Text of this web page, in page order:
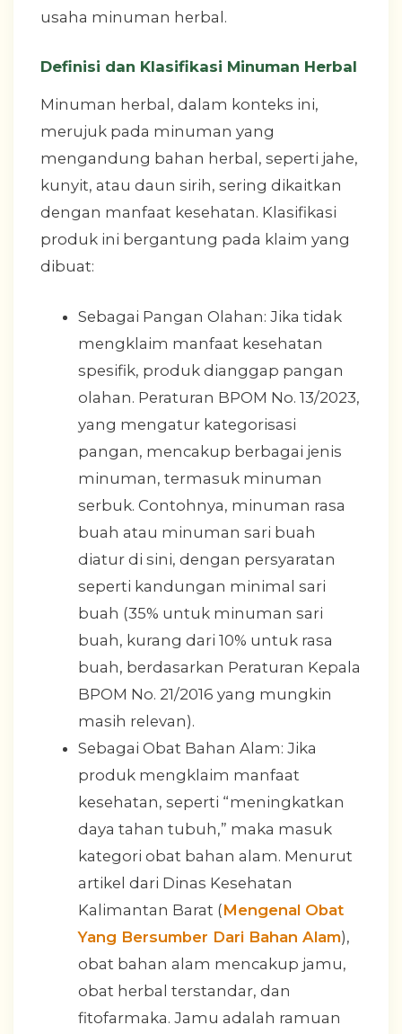
usaha minuman herbal.
Definisi dan Klasifikasi Minuman Herbal
Minuman herbal, dalam konteks ini,
merujuk pada minuman yang
mengandung bahan herbal, seperti jahe,
kunyit, atau daun sirih, sering dikaitkan
dengan manfaat kesehatan. Klasifikasi
produk ini bergantung pada klaim yang
dibuat:
Sebagai Pangan Olahan: Jika tidak
mengklaim manfaat kesehatan
spesifik, produk dianggap pangan
olahan. Peraturan BPOM No. 13/2023,
yang mengatur kategorisasi
pangan, mencakup berbagai jenis
minuman, termasuk minuman
serbuk. Contohnya, minuman rasa
buah atau minuman sari buah
diatur di sini, dengan persyaratan
seperti kandungan minimal sari
buah (35% untuk minuman sari
buah, kurang dari 10% untuk rasa
buah, berdasarkan Peraturan Kepala
BPOM No. 21/2016 yang mungkin
masih relevan).
Sebagai Obat Bahan Alam: Jika
produk mengklaim manfaat
kesehatan, seperti “meningkatkan
daya tahan tubuh,” maka masuk
kategori obat bahan alam. Menurut
artikel dari Dinas Kesehatan
Kalimantan Barat (Mengenal Obat
Yang Bersumber Dari Bahan Alam),
obat bahan alam mencakup jamu,
obat herbal terstandar, dan
fitofarmaka. Jamu adalah ramuan